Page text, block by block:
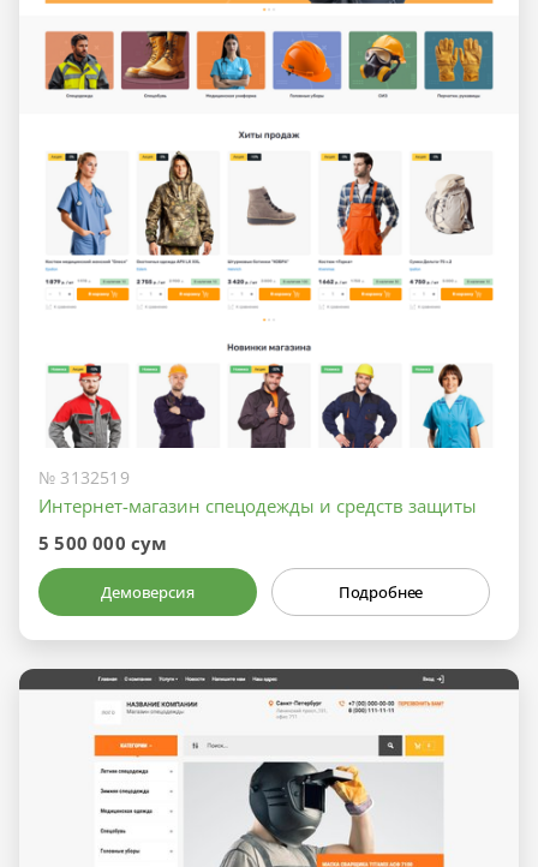
№ 3132519
Интернет-магазин спецодежды и средств защиты
5 500 000 сум
Демоверсия Подробнее